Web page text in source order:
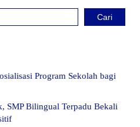
Cari
Program Sekolah bagi
SMP Bilingual Terpadu Bekali